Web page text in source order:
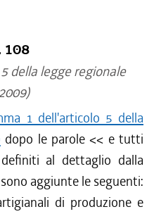
108
della legge regionale
1 dell'articolo 5 della
dopo le parole << e tutti
al dettaglio dalla
aggiunte le seguenti:
di produzione e